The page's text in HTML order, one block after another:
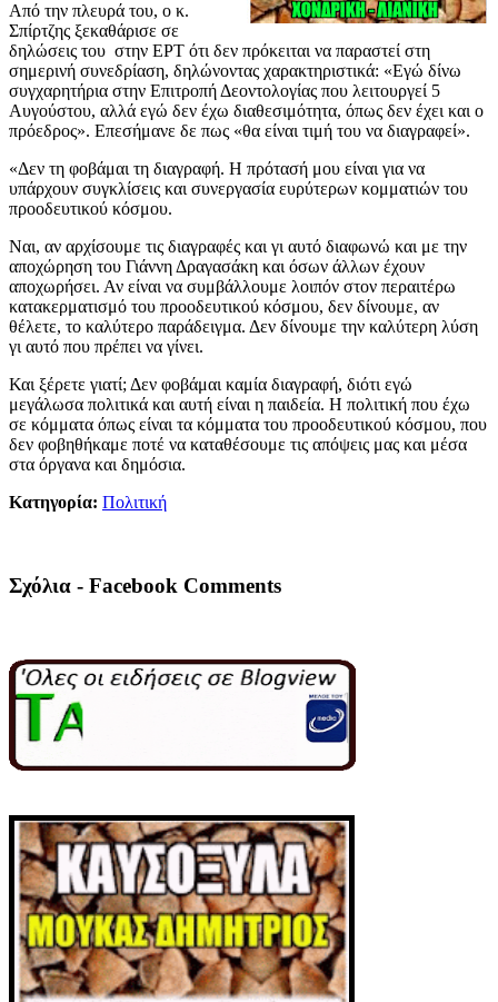
Από την πλευρά του, ο κ.
Σπίρτζης ξεκαθάρισε σε
δηλώσεις του στην ΕΡΤ ότι δεν πρόκειται να παραστεί στη
σημερινή συνεδρίαση, δηλώνοντας χαρακτηριστικά: «Εγώ δίνω
συγχαρητήρια στην Επιτροπή Δεοντολογίας που λειτουργεί 5
Αυγούστου, αλλά εγώ δεν έχω διαθεσιμότητα, όπως δεν έχει και ο
πρόεδρος». Επεσήμανε δε πως «θα είναι τιμή του να διαγραφεί».
«Δεν τη φοβάμαι τη διαγραφή. Η πρότασή μου είναι για να
υπάρχουν συγκλίσεις και συνεργασία ευρύτερων κομματιών του
προοδευτικού κόσμου.
Ναι, αν αρχίσουμε τις διαγραφές και γι αυτό διαφωνώ και με την
αποχώρηση του Γιάννη Δραγασάκη και όσων άλλων έχουν
αποχωρήσει. Αν είναι να συμβάλλουμε λοιπόν στον περαιτέρω
κατακερματισμό του προοδευτικού κόσμου, δεν δίνουμε, αν
θέλετε, το καλύτερο παράδειγμα. Δεν δίνουμε την καλύτερη λύση
γι αυτό που πρέπει να γίνει.
Και ξέρετε γιατί; Δεν φοβάμαι καμία διαγραφή, διότι εγώ
μεγάλωσα πολιτικά και αυτή είναι η παιδεία. Η πολιτική που έχω
σε κόμματα όπως είναι τα κόμματα του προοδευτικού κόσμου, που
δεν φοβηθήκαμε ποτέ να καταθέσουμε τις απόψεις μας και μέσα
στα όργανα και δημόσια.
Κατηγορία: Πολιτική
Σχόλια - Facebook Comments